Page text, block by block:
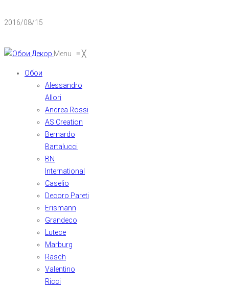
2016/08/15
Menu ≡╳
Обои
Alessandro
Allori
Andrea Rossi
AS Creation
Bernardo
Bartalucci
BN
International
Caselio
Decoro Pareti
Erismann
Grandeco
Lutece
Marburg
Rasch
Valentino
Ricci